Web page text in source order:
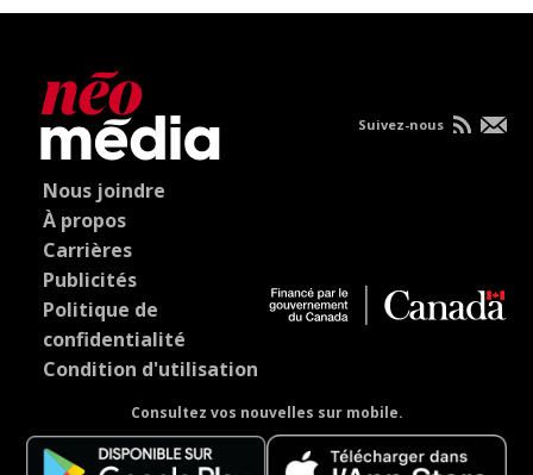
Nous joindre
À propos
Carrières
Publicités
Politique de
confidentialité
Condition d'utilisation
Consultez vos nouvelles sur mobile.
Suivez-nous